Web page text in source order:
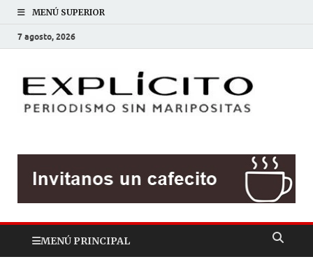
MENÚ SUPERIOR
7 agosto, 2026
MENÚ PRINCIPAL